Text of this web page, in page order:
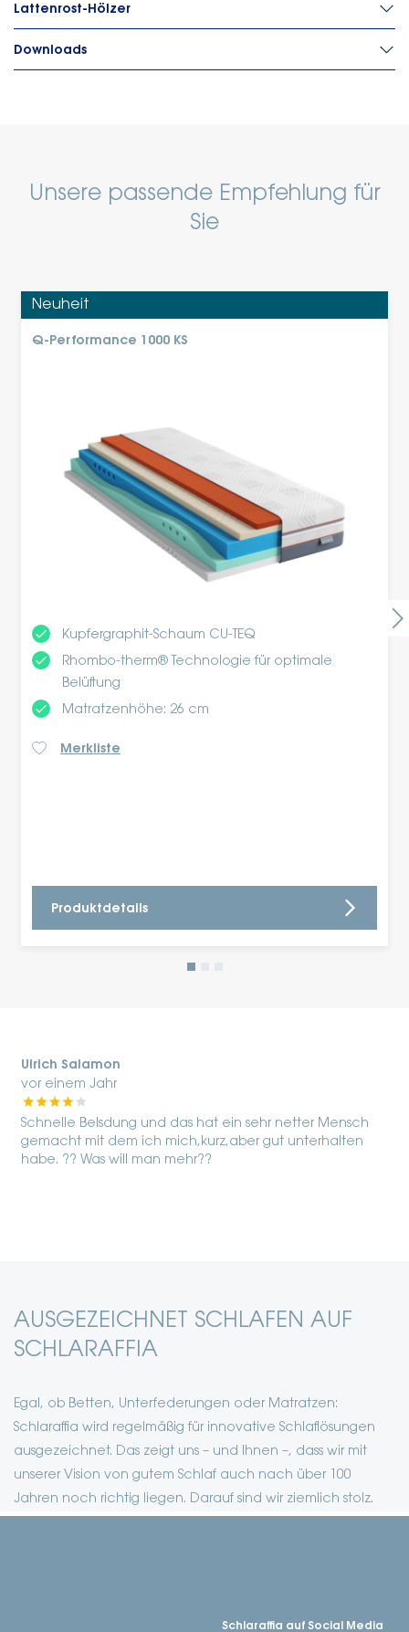
Lattenrost-Hölzer
Downloads
Unsere passende Empfehlung für
Sie
Neuheit
Q-Performance 1000 KS
done Kupfergraphit-Schaum CU-TEQ
done
Rhombo-therm® Technologie für optimale
Belüftung
done Matratzenhöhe: 26 cm
Merkliste
Produktdetails
Ulrich Salamon
vor einem Jahr
Schnelle Belsdung und das hat ein sehr netter Mensch
gemacht mit dem ich mich,kurz,aber gut unterhalten
habe. ?? Was will man mehr??
AUSGEZEICHNET SCHLAFEN AUF
SCHLARAFFIA
Egal, ob Betten, Unterfederungen oder Matratzen:
Schlaraffia wird regelmäßig für innovative Schlaflösungen
ausgezeichnet. Das zeigt uns – und Ihnen –, dass wir mit
unserer Vision von gutem Schlaf auch nach über 100
Jahren noch richtig liegen. Darauf sind wir ziemlich stolz.
Schlaraffia auf Social Media